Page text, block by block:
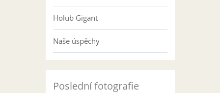
Holub Gigant
Naše úspěchy
Poslední fotografie